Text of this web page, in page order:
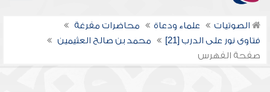
الصوتيات علماء ودعاة
محاضرات مفرغة
فتاوى نور على الدرب [21]
محمد بن صالح العثيمين
صفحة الفهرس